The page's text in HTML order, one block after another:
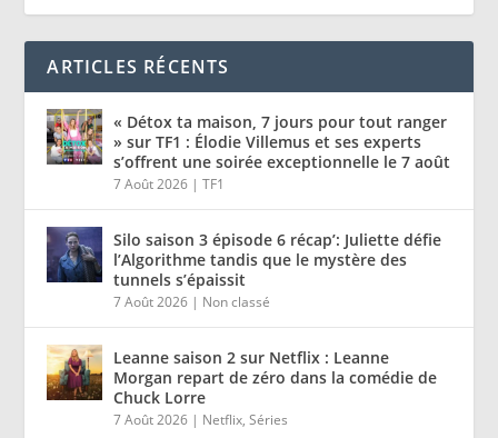
ARTICLES RÉCENTS
« Détox ta maison, 7 jours pour tout ranger
» sur TF1 : Élodie Villemus et ses experts
s’offrent une soirée exceptionnelle le 7 août
7 Août 2026 |TF1
Silo saison 3 épisode 6 récap’: Juliette défie
l’Algorithme tandis que le mystère des
tunnels s’épaissit
7 Août 2026 | Non classé
Leanne saison 2 sur Netflix : Leanne
Morgan repart de zéro dans la comédie de
Chuck Lorre
7 Août 2026 | Netflix,Séries